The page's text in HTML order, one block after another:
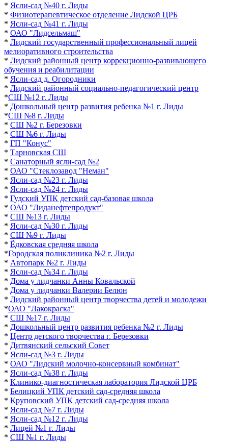
* Ясли-сад №40 г. Лиды
* Физиотерапевтическое отделение Лидской ЦРБ
* Ясли-сад №41 г. Лиды
* ОАО "Лидсельмаш"
* Лидский государственный профессиональный лицей
мелиоративного строительства
* Лидский районный центр коррекционно-развивающего
обучения и реабилитации
* Ясли-сад д. Огородники
* Лидский районный социально-педагогический центр
*СШ №12 г. Лиды
* Дошкольный центр развития ребенка №1 г. Лиды
*СШ №8 г. Лиды
* СШ №2 г. Березовки
* СШ №6 г. Лиды
* ГП "Конус"
* Тарновская СШ
* Санаторный ясли-сад №2
* ОАО "Стеклозавод "Неман"
* Ясли-сад №23 г. Лиды
* Ясли-сад №24 г. Лиды
* Гудский УПК детский сад-базовая школа
* ОАО "Лиданефтепродукт"
* СШ №13 г. Лиды
* Ясли-сад №30 г. Лиды
* СШ №9 г. Лиды
* Ёдковская средняя школа
*Городская поликлиника №2 г. Лиды
* Автопарк №2 г. Лиды
* Ясли-сад №34 г. Лиды
* Дома у лидчанки Анны Ковальской
* Дома у лидчанки Валерии Белюн
* Лидский районный центр творчества детей и молодежи
*ОАО "Лакокраска"
* СШ №17 г. Лиды
* Дошкольный центр развития ребенка №2 г. Лиды
* Центр детского творчества г. Березовки
* Дитвянский сельский Совет
* Ясли-сад №3 г. Лиды
* ОАО "Лидский молочно-консервный комбинат"
* Ясли-сад №38 г. Лиды
* Клинико-диагностическая лаборатория Лидской ЦРБ
* Белицкий УПК детский сад-средняя школа
* Круповский УПК детский сад-средняя школа
* Ясли-сад №7 г. Лиды
* Ясли-сад №12 г. Лиды
* Лицей №1 г. Лиды
* СШ №1 г. Лиды